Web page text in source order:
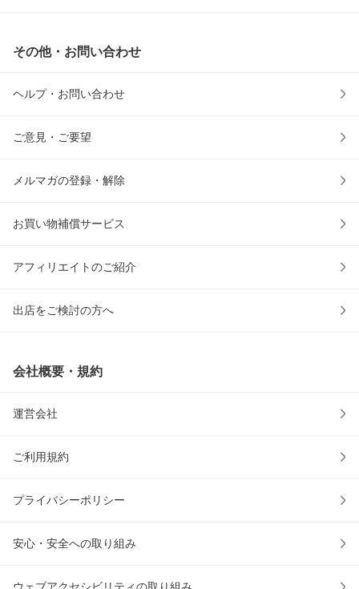
その他・お問い合わせ
ヘルプ・お問い合わせ
ご意見・ご要望
メルマガの登録・解除
お買い物補償サービス
アフィリエイトのご紹介
出店をご検討の方へ
会社概要・規約
運営会社
ご利用規約
プライバシーポリシー
安心・安全への取り組み